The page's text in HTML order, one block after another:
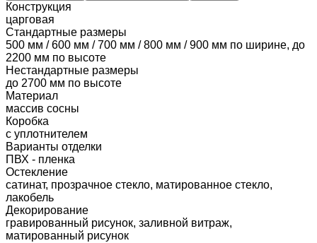
Конструкция
царговая
Стандартные размеры
500 мм / 600 мм / 700 мм / 800 мм / 900 мм по ширине, до
2200 мм по высоте
Нестандартные размеры
до 2700 мм по высоте
Материал
массив сосны
Коробка
с уплотнителем
Варианты отделки
ПВХ - пленка
Остекление
сатинат, прозрачное стекло, матированное стекло,
лакобель
Декорирование
гравированный рисунок, заливной витраж,
матированный рисунок